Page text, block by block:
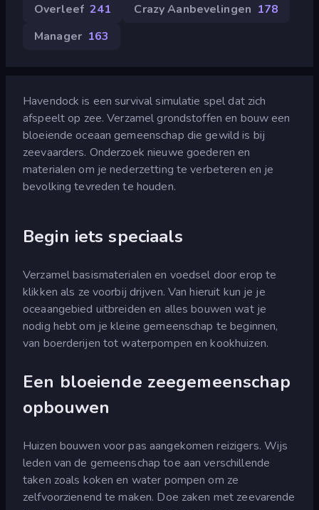
Overleef 241 Crazy Aanbevelingen 178
Manager 163
Havendock is een survival simulatie spel dat zich
afspeelt op zee. Verzamel grondstoffen en bouw een
bloeiende oceaan gemeenschap die gewild is bij
zeevaarders. Onderzoek nieuwe goederen en
materialen om je nederzetting te verbeteren en je
bevolking tevreden te houden.
Begin iets speciaals
Verzamel basismaterialen en voedsel door erop te
klikken als ze voorbij drijven. Van hieruit kun je je
oceaangebied uitbreiden en alles bouwen wat je
nodig hebt om je kleine gemeenschap te beginnen,
van boerderijen tot waterpompen en kookhuizen.
Een bloeiende zeegemeenschap
opbouwen
Huizen bouwen voor pas aangekomen reizigers. Wijs
leden van de gemeenschap toe aan verschillende
taken zoals koken en water pompen om ze
zelfvoorzienend te maken. Doe zaken met zeevarende